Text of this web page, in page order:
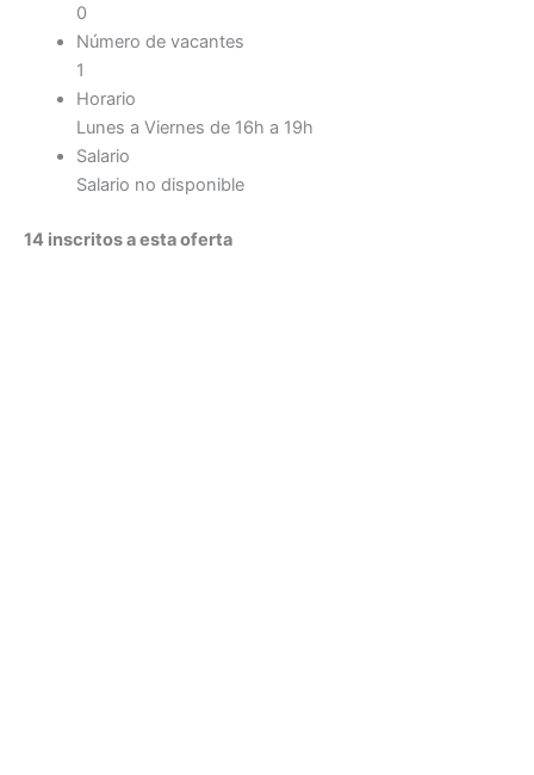
0
Número de vacantes
1
Horario
Lunes a Viernes de 16h a 19h
Salario
Salario no disponible
14 inscritos a esta oferta